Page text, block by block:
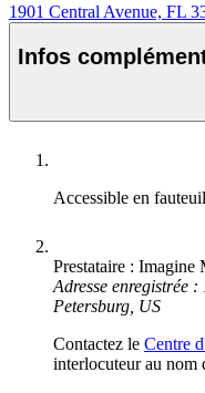
1901 Central Avenue, FL
Infos
Accessible en
Prestataire : Imagine
Adresse enregistrée
Petersburg, US
Contactez le Centre
interlocuteur au nom